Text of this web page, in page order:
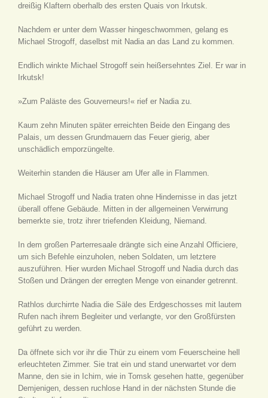
dreißig Klaftern oberhalb des ersten Quais von Irkutsk.
Nachdem er unter dem Wasser hingeschwommen, gelang es
Michael Strogoff, daselbst mit Nadia an das Land zu kommen.
Endlich winkte Michael Strogoff sein heißersehntes Ziel. Er war in
Irkutsk!
»Zum Paläste des Gouverneurs!« rief er Nadia zu.
Kaum zehn Minuten später erreichten Beide den Eingang des
Palais, um dessen Grundmauern das Feuer gierig, aber
unschädlich emporzüngelte.
Weiterhin standen die Häuser am Ufer alle in Flammen.
Michael Strogoff und Nadia traten ohne Hindernisse in das jetzt
überall offene Gebäude. Mitten in der allgemeinen Verwirrung
bemerkte sie, trotz ihrer triefenden Kleidung, Niemand.
In dem großen Parterresaale drängte sich eine Anzahl Officiere,
um sich Befehle einzuholen, neben Soldaten, um letztere
auszuführen. Hier wurden Michael Strogoff und Nadia durch das
Stoßen und Drängen der erregten Menge von einander getrennt.
Rathlos durchirrte Nadia die Säle des Erdgeschosses mit lautem
Rufen nach ihrem Begleiter und verlangte, vor den Großfürsten
geführt zu werden.
Da öffnete sich vor ihr die Thür zu einem vom Feuerscheine hell
erleuchteten Zimmer. Sie trat ein und stand unerwartet vor dem
Manne, den sie in Ichim, wie in Tomsk gesehen hatte, gegenüber
Demjenigen, dessen ruchlose Hand in der nächsten Stunde die